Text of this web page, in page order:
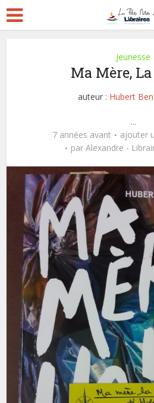
Jeunesse
Ma Mère,
auteur : Hubert
...
7 années avant
ajouter
par Alexandre -